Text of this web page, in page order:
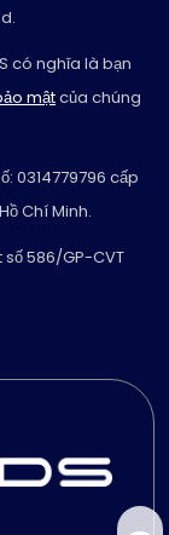
có nghĩa là bạn
mậtcủa chúng
0314779796 cấp
Chí Minh.
586/GP-CVT